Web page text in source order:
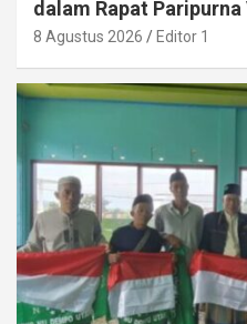
dalam Rapat Paripurna
8 Agustus 2026 Editor 1